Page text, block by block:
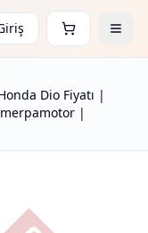
Dio Fiyatı |
|